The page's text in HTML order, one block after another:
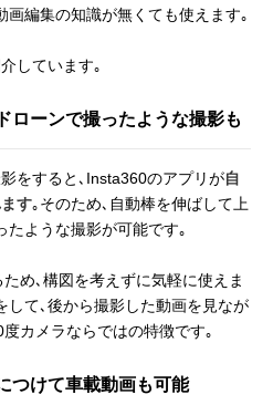
画編集の知識が無くても使えます｡
しています｡
ローンで撮ったような撮影も
をすると､Insta360のアプリが自
す｡そのため､自動棒を伸ばして上
たような撮影が可能です｡
め､構図を考えずに気軽に使えま
して､後から撮影した動画を見なが
カメラならではの特徴です｡
つけて車載動画も可能